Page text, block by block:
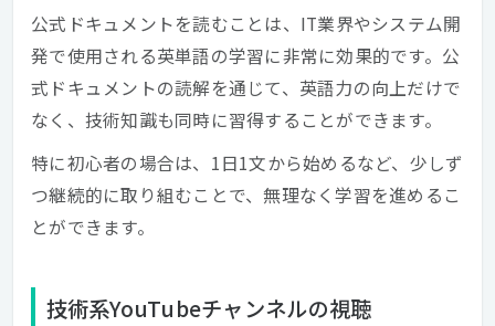
公式ドキュメントを読むことは、IT業界やシステム開
発で使用される英単語の学習に非常に効果的です。公
式ドキュメントの読解を通じて、英語力の向上だけで
なく、技術知識も同時に習得することができます。
特に初心者の場合は、1日1文から始めるなど、少しず
つ継続的に取り組むことで、無理なく学習を進めるこ
とができます。
技術系YouTubeチャンネルの視聴